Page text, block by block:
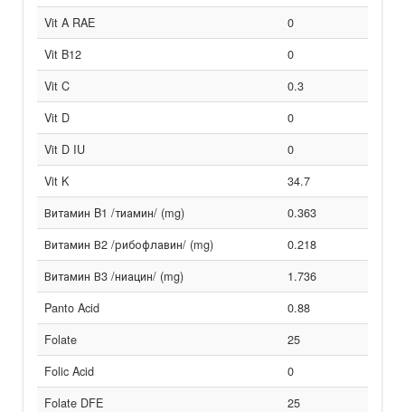
Vit A RAE
0
Vit B12
0
Vit C
0.3
Vit D
0
Vit D IU
0
Vit K
34.7
Витамин B1 /тиамин/ (mg)
0.363
Витамин В2 /рибофлавин/ (mg)
0.218
Витамин В3 /ниацин/ (mg)
1.736
Panto Acid
0.88
Folate
25
Folic Acid
0
Folate DFE
25